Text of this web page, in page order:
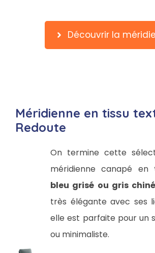
Découvrir la
Méridienne en tissu
Redoute
On termine cette
méridienne canapé en
bleu grisé ou gris chiné
très élégante avec ses
elle est parfaite pour un
ou minimaliste.